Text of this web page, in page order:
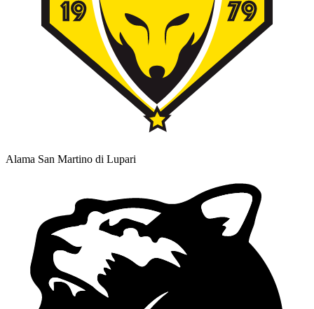
Alama San Martino di Lupari